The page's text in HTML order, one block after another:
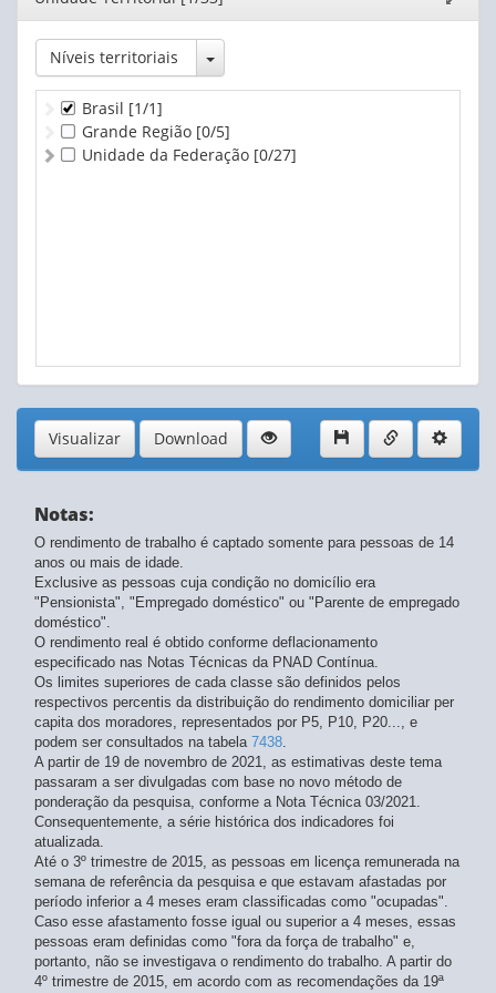
2015 - atualizado em 08/05/2026
2014
2013- atualizado em 08/05/2026
2012- atualizado em 08/05/2026
janela
Níveis territoriais Toggle Dropdown
Brasil [1/1]
Grande Região [0/5]
Unidade da Federação [0/27]
Visualizar Download
Notas:
O rendimento de trabalho é captado somente para pessoas de 14
anos ou mais de idade.
Exclusive as pessoas cuja condição no domicílio era
"Pensionista", "Empregado doméstico" ou "Parente de empregado
doméstico".
O rendimento real é obtido conforme deflacionamento
especificado nas Notas Técnicas da PNAD Contínua.
Os limites superiores de cada classe são definidos pelos
respectivos percentis da distribuição do rendimento domiciliar per
capita dos moradores, representados por P5, P10, P20..., e
podem ser consultados na tabela 7438.
A partir de 19 de novembro de 2021, as estimativas deste tema
passaram a ser divulgadas com base no novo método de
ponderação da pesquisa, conforme a Nota Técnica 03/2021.
Consequentemente, a série histórica dos indicadores foi
atualizada.
Até o 3º trimestre de 2015, as pessoas em licença remunerada na
semana de referência da pesquisa e que estavam afastadas por
período inferior a 4 meses eram classificadas como "ocupadas".
Caso esse afastamento fosse igual ou superior a 4 meses, essas
pessoas eram definidas como "fora da força de trabalho" e,
portanto, não se investigava o rendimento do trabalho. A partir do
4º trimestre de 2015, em acordo com as recomendações da 19ª